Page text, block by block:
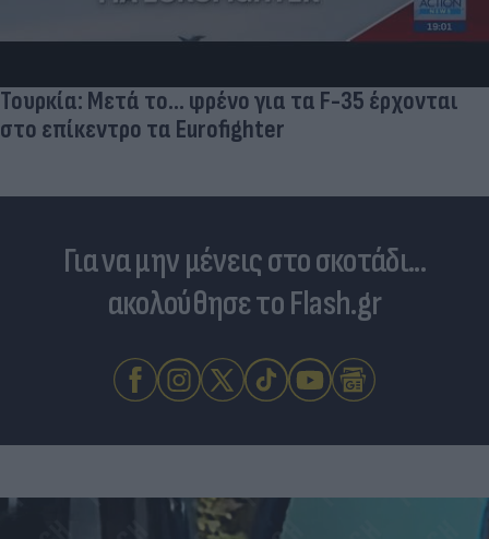
Τουρκία: Μετά το... φρένο για τα F-35 έρχονται
στο επίκεντρο τα Eurofighter
Για να μην μένεις στο σκοτάδι...
ακολούθησε το Flash.gr